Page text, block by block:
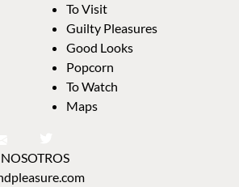
To Visit
Guilty Pleasures
Good Looks
Popcorn
To Watch
Maps